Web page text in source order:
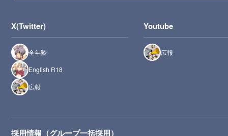
X(Twitter)
全年齢
English R18
広報
Youtube
広報
採用情報（グループ一括採用）